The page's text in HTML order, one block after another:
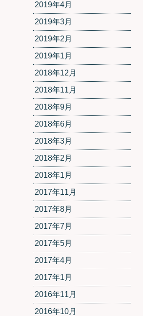
2019年4月
2019年3月
2019年2月
2019年1月
2018年12月
2018年11月
2018年9月
2018年6月
2018年3月
2018年2月
2018年1月
2017年11月
2017年8月
2017年7月
2017年5月
2017年4月
2017年1月
2016年11月
2016年10月